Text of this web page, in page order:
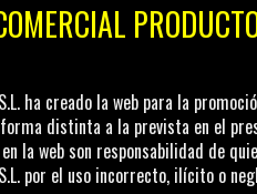
ha creado la web para la
distinta a la prevista en el
la web son responsabilidad de
por el uso incorrecto, ilícito o